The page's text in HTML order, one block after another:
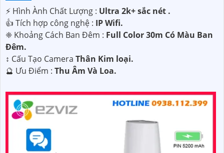
️⚡ Hình Ành Chất Lượng : Ultra 2k+ sắc nét .
👍 Tích hợp công nghệ : IP Wifi.
❈ Khoảng Cách Ban Đêm : Full Color 30m Có Màu Ban
Ðêm.
↕️ Cấu Tạo Camera Thân Kim loại.
️🔮 Ưu Điểm : Thu Âm Và Loa.